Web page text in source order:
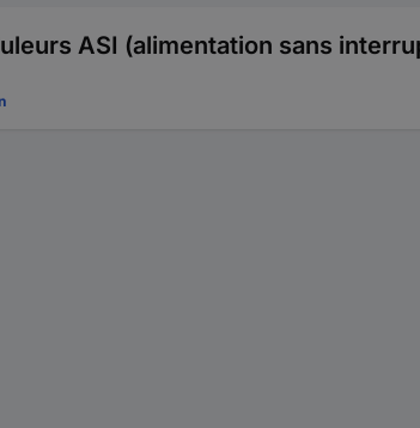
ASI (alimentation sans